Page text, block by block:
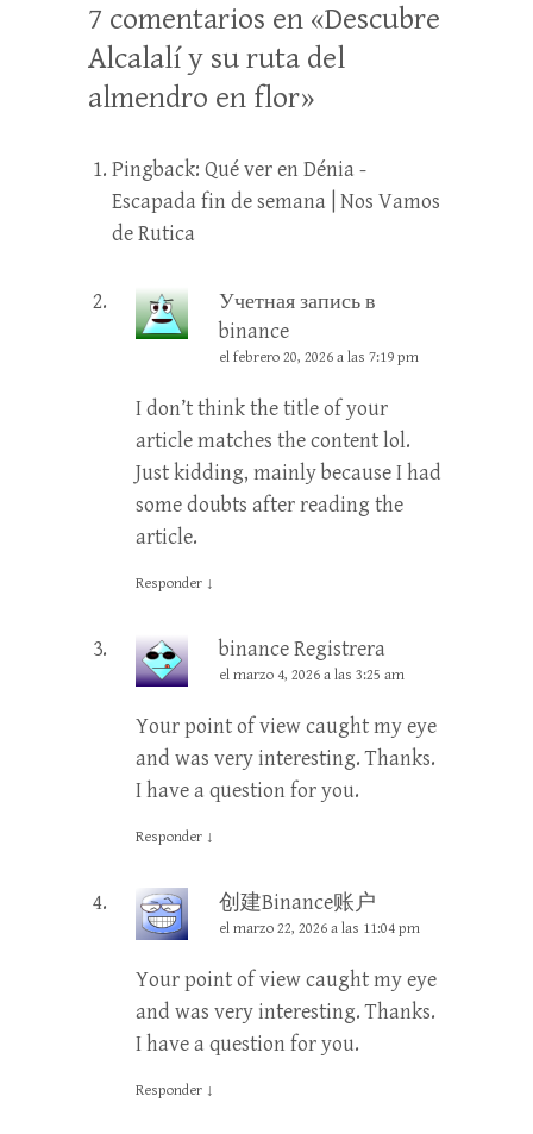
7 comentarios en «Descubre
Alcalalí y su ruta del
almendro en flor»
Pingback: Qué ver en Dénia -
Escapada fin de semana | Nos Vamos
de Rutica
Учетная запись в
binance
el febrero 20, 2026 a las 7:19 pm
I don’t think the title of your
article matches the content lol.
Just kidding, mainly because I had
some doubts after reading the
article.
Responder ↓
binance Registrera
el marzo 4, 2026 a las 3:25 am
Your point of view caught my eye
and was very interesting. Thanks.
I have a question for you.
Responder ↓
创建Binance账户
el marzo 22, 2026 a las 11:04 pm
Your point of view caught my eye
and was very interesting. Thanks.
I have a question for you.
Responder ↓